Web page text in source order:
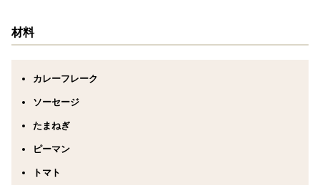
材料
カレーフレーク
ソーセージ
たまねぎ
ピーマン
トマト